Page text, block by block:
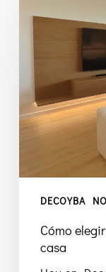
elegir
suelo
para
DECOYBA
Cómo
casa